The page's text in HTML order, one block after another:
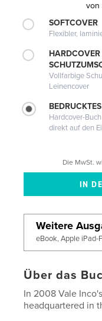
von
SOFTCOVER
Flexibler,
Vollfarbige
Leinencover
Hardcover-
direkt auf den
Die MwSt.
Weitere
eBook, Apple iPad-
Über das
In 2008 Vale
headquartered in